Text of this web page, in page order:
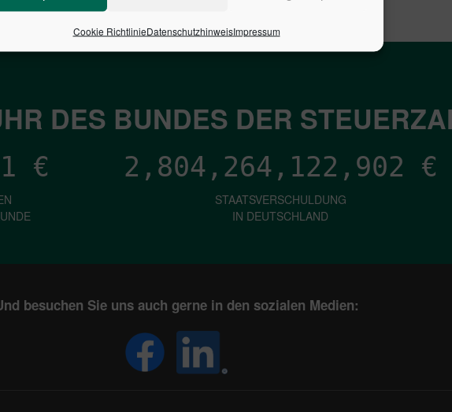
Cookie RichtlinieDatenschutzhinweisImpressum
DES BUNDES DER
€ 2,804,264,126,287 €
STAATSVERSCHULDUNG
IN DEUTSCHLAND
besuchen Sie uns auch gerne in den sozialen Medien: